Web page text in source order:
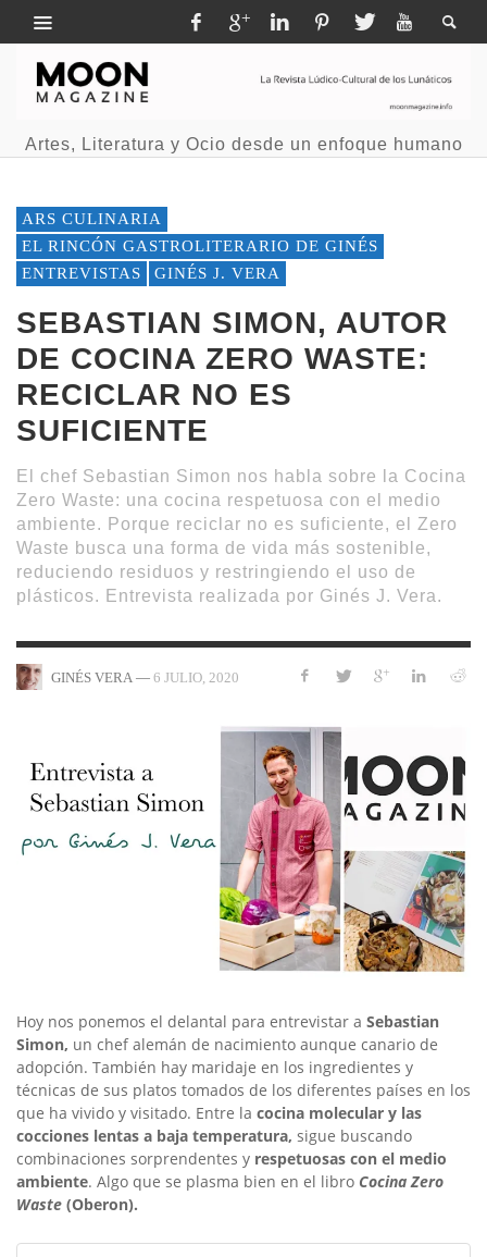
Artes, Literatura y Ocio desde un enfoque humano
ARS CULINARIA
EL RINCÓN GASTROLITERARIO DE GINÉS
ENTREVISTAS
GINÉS J. VERA
SEBASTIAN SIMON, AUTOR
DE COCINA ZERO WASTE:
RECICLAR NO ES
SUFICIENTE
El chef Sebastian Simon nos habla sobre la Cocina
Zero Waste: una cocina respetuosa con el medio
ambiente. Porque reciclar no es suficiente, el Zero
Waste busca una forma de vida más sostenible,
reduciendo residuos y restringiendo el uso de
plásticos. Entrevista realizada por Ginés J. Vera.
GINÉS VERA — 6 JULIO, 2020
Hoy nos ponemos el delantal para entrevistar a Sebastian
Simon, un chef alemán de nacimiento aunque canario de
adopción. También hay maridaje en los ingredientes y
técnicas de sus platos tomados de los diferentes países en los
que ha vivido y visitado. Entre la cocina molecular y las
cocciones lentas a baja temperatura, sigue buscando
combinaciones sorprendentes y respetuosas con el medio
ambiente. Algo que se plasma bien en el libro Cocina Zero
Waste (Oberon).